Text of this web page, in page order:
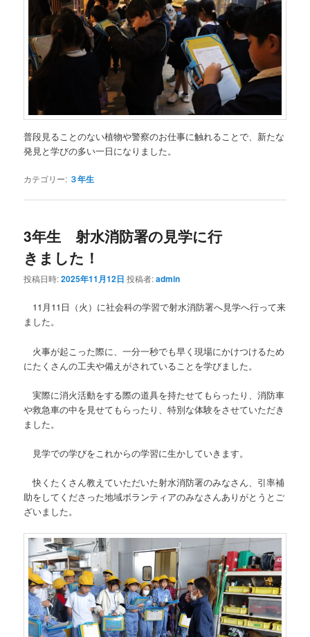
普段見ることのない植物や警察のお仕事に触れることで、新たな
発見と学びの多い一日になりました。
カテゴリー: ３年生
3年生 射水消防署の見学に行
きました！
投稿日時:2025年11月12日 投稿者:admin
11月11日（火）に社会科の学習で射水消防署へ見学へ行って来
ました。
火事が起こった際に、一分一秒でも早く現場にかけつけるため
にたくさんの工夫や備えがされていることを学びました。
実際に消火活動をする際の道具を持たせてもらったり、消防車
や救急車の中を見せてもらったり、特別な体験をさせていただき
ました。
見学での学びをこれからの学習に生かしていきます。
快くたくさん教えていただいた射水消防署のみなさん、引率補
助をしてくださった地域ボランティアのみなさんありがとうとご
ざいました。